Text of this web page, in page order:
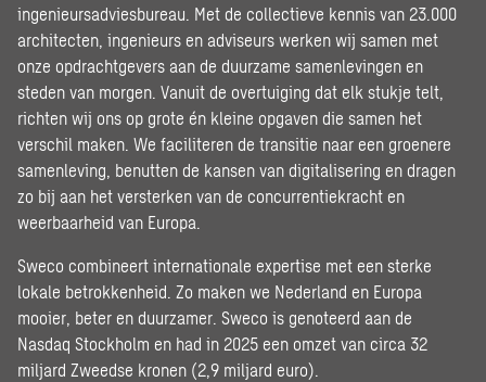
ingenieursadviesbureau. Met de collectieve kennis van 23.000
architecten, ingenieurs en adviseurs werken wij samen met
onze opdrachtgevers aan de duurzame samenlevingen en
steden van morgen. Vanuit de overtuiging dat elk stukje telt,
richten wij ons op grote én kleine opgaven die samen het
verschil maken. We faciliteren de transitie naar een groenere
samenleving, benutten de kansen van digitalisering en dragen
zo bij aan het versterken van de concurrentiekracht en
weerbaarheid van Europa.
Sweco combineert internationale expertise met een sterke
lokale betrokkenheid. Zo maken we Nederland en Europa
mooier, beter en duurzamer. Sweco is genoteerd aan de
Nasdaq Stockholm en had in 2025 een omzet van circa 32
miljard Zweedse kronen (2,9 miljard euro).